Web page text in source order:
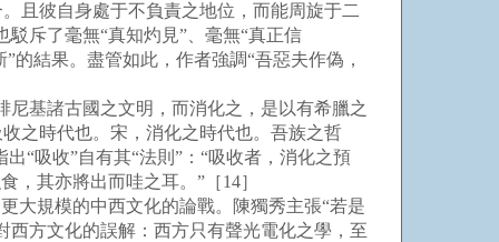
且彼自身處于不負責之地位，而能周旋于二
斥了毫無“真知灼見”、毫無“真正信
的結果。盡管如此，作者強調“吾惡夫作偽，
基諸古國之文明，而消化之，是以有希臘之
之時代也。宋，消化之時代也。吾族之哲
“吸收”自有其“法則”：“吸收者，消化之預
，其亦將出而哇之耳。”［14］
規模的中西文化的論戰。陳獨秀主張“若是
方文化的誤解：西方只有聲光電化之學，至